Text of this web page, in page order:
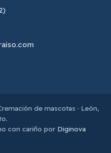
de mascotas · León,
con cariño por Diginova